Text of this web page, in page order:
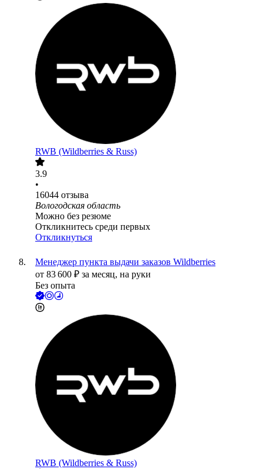
RWB (Wildberries & Russ)
3.9
•
16044 отзыва
Вологодская область
Можно без резюме
Откликнитесь среди первых
Откликнуться
Менеджер пункта выдачи заказов Wildberries
от 83 600 ₽ за месяц, на руки
Без опыта
RWB (Wildberries & Russ)